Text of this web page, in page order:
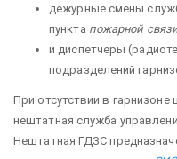
дежурные смены
пункта пожарной
и диспетчеры
подразделений
При отсутствии в
нештатная служба
Нештатная ГДЗС